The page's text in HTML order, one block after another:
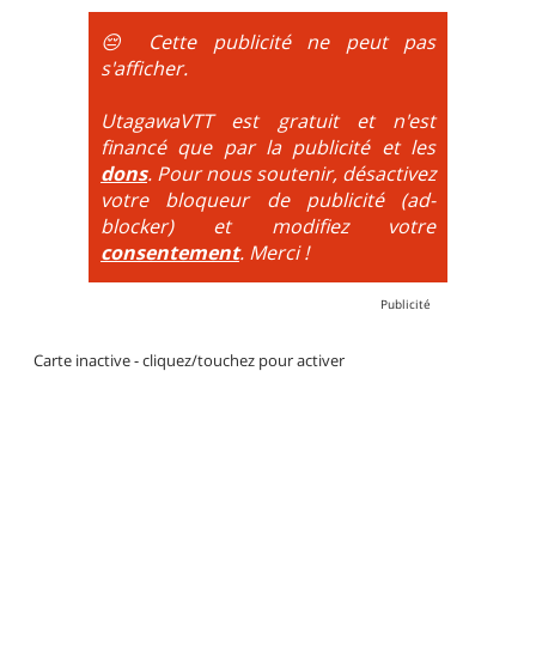
obligatoire.
DH / Gravity : Seule la descente se passe sur le vélo.
La montée est faite via navette ou remontée
mécanique. La difficulté de la descente est indiquée
par des couleurs lorsqu'il s'agit de bikeparks. Vélo
tout suspendu et protections du corps obligatoires.
😔 Cette publicité ne peut pas
s'afficher.
UtagawaVTT est gratuit et n'est
financé que par la publicité et les
dons. Pour nous soutenir, désactivez
votre bloqueur de publicité (ad-
blocker) et modifiez votre
consentement. Merci !